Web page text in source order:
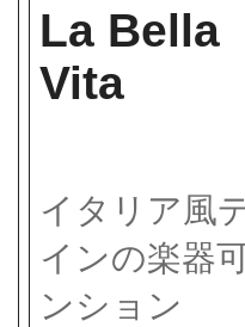
La Bella
Vita
イタリア風
インの楽器
ンション